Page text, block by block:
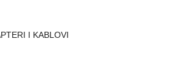
I KABLOVI